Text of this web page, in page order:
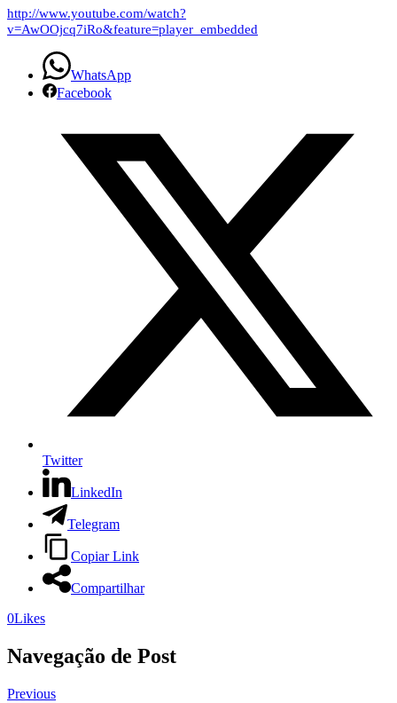
http://www.youtube.com/watch?
v=AwOOjcq7iRo&feature=player_embedded
WhatsApp
Facebook
Twitter
LinkedIn
Telegram
Copiar Link
Compartilhar
0Likes
Navegação de Post
Previous